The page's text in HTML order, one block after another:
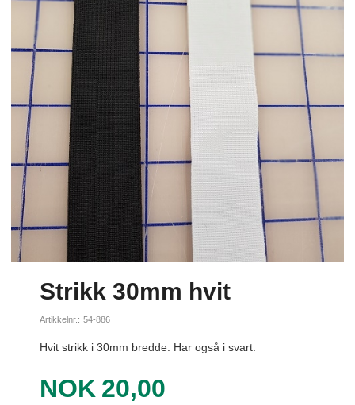
Strikk 30mm hvit
Artikkelnr.: 54-886
Hvit strikk i 30mm bredde. Har også i svart.
Pris
NOK 20,00